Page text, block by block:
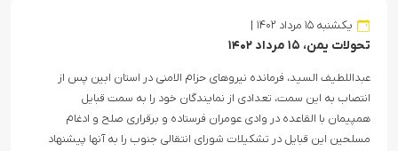
یکشنبه ۱۵ مرداد ۱۴۰۲
تحولات یمن، ۱۵ مرداد ۱۴۰۲
عبداللطیف السید، فرمانده نیروهای حزام الامنی در استان ابین پس از
انتصاب به این سمت، تعدادی از نمایندگان خود را به سمت قبایل
همپیمان با القاعده در وادی عومران فرستاده و برقراری صلح و ادغام
مسلحین این قبایل در تشکیلات شورای انتقالی جنوب را به آنها پیشنهاد